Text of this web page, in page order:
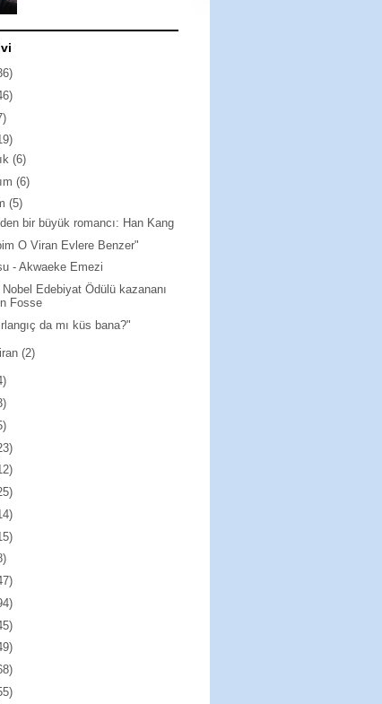
(6)
(6)
(5)
bir büyük romancı: Han Kang
O Viran Evlere Benzer"
- Akwaeke Emezi
Nobel Edebiyat Ödülü kazananı
Fosse
da mı küs bana?"
(2)